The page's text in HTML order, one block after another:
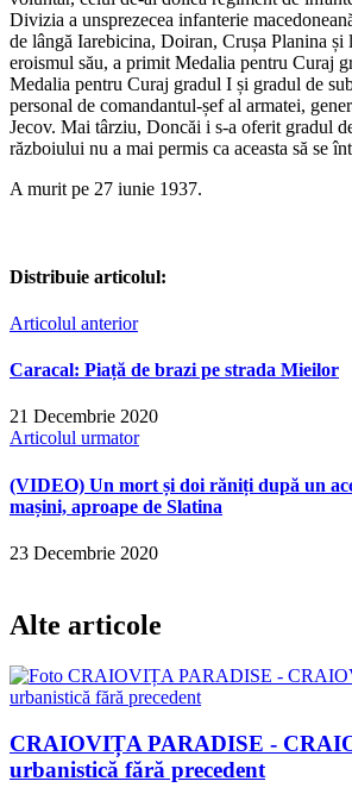
Divizia a unsprezecea infanterie
de lângă Iarebicina, Doiran, Crușa Planina și
eroismul său, a primit Medalia pentru Curaj
Medalia pentru Curaj gradul I și gradul de
personal de comandantul-șef al armatei,
Jecov. Mai târziu, Doncăi i s-a oferit gradul
războiului nu a mai permis ca aceasta să se
A murit pe 27 iunie 1937.
Distribuie articolul:
Articolul anterior
Caracal: Piață de brazi pe strada Mieilor
21 Decembrie 2020
Articolul urmator
(VIDEO) Un mort și doi răniți după un
mașini, aproape de Slatina
23 Decembrie 2020
Alte articole
CRAIOVIȚA PARADISE -
urbanistică fără precedent